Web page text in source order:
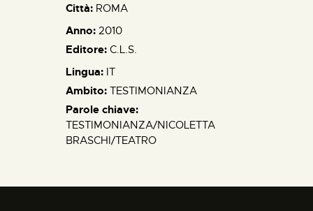
Città: ROMA
Anno: 2010
Editore: C.L.S.
Lingua: IT
Ambito: TESTIMONIANZA
Parole chiave:
TESTIMONIANZA/NICOLETTA
BRASCHI/TEATRO